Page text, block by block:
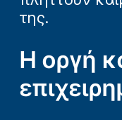
της.
Η οργή